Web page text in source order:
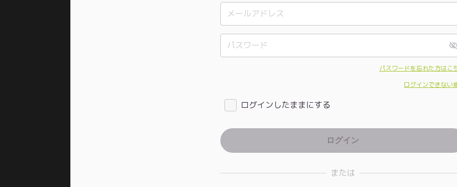
パスワードを忘れた方はこ
ログインできない
ログインしたままにする
または